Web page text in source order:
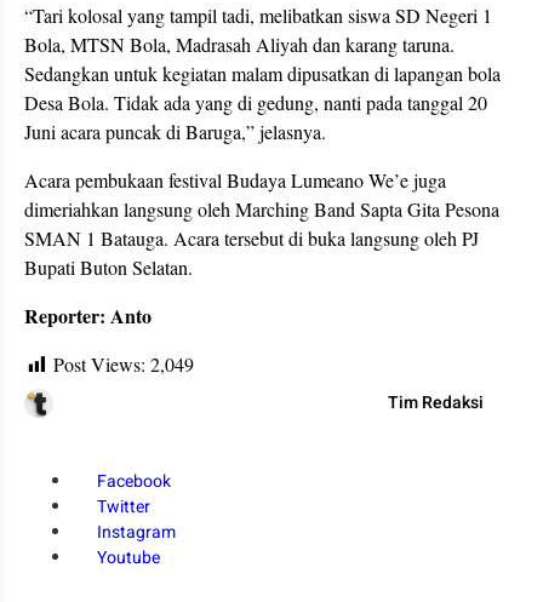
“Tari kolosal yang tampil tadi, melibatkan siswa SD Negeri 1
Bola, MTSN Bola, Madrasah Aliyah dan karang taruna.
Sedangkan untuk kegiatan malam dipusatkan di lapangan bola
Desa Bola. Tidak ada yang di gedung, nanti pada tanggal 20
Juni acara puncak di Baruga,” jelasnya.
Acara pembukaan festival Budaya Lumeano We’e juga
dimeriahkan langsung oleh Marching Band Sapta Gita Pesona
SMAN 1 Batauga. Acara tersebut di buka langsung oleh PJ
Bupati Buton Selatan.
Reporter: Anto
Post Views: 2,049
Tim Redaksi
Facebook
Twitter
Instagram
Youtube